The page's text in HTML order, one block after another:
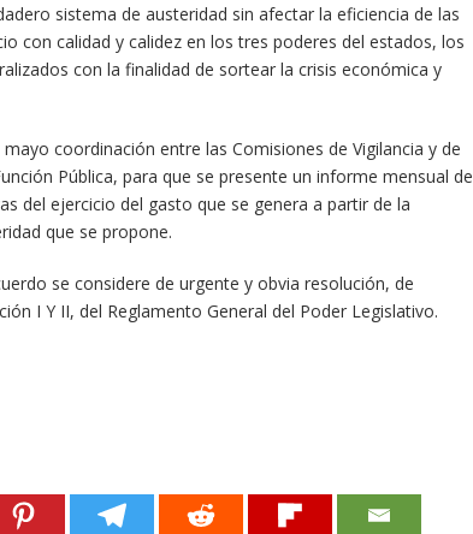
sistema de austeridad sin afectar la eficiencia de las
con calidad y calidez en los tres poderes del estados, los
con la finalidad de sortear la crisis económica y
coordinación entre las Comisiones de Vigilancia y de
Pública, para que se presente un informe mensual de
del ejercicio del gasto que se genera a partir de la
que se propone.
se considere de urgente y obvia resolución, de
I Y II, del Reglamento General del Poder Legislativo.